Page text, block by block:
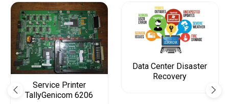
Service Printer
TallyGenicom 6206
Data Center Disaster
Recovery